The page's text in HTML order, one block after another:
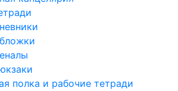
полка и рабочие тетради